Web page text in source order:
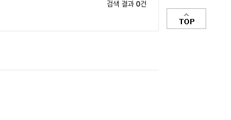
검색 결과 0건